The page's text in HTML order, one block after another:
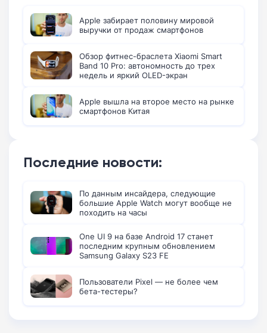
Apple забирает половину мировой
выручки от продаж смартфонов
Обзор фитнес-браслета Xiaomi Smart
Band 10 Pro: автономность до трех
недель и яркий OLED-экран
Apple вышла на второе место на рынке
смартфонов Китая
Последние новости:
По данным инсайдера, следующие
большие Apple Watch могут вообще не
походить на часы
One UI 9 на базе Android 17 станет
последним крупным обновлением
Samsung Galaxy S23 FE
Пользователи Pixel — не более чем
бета-тестеры?